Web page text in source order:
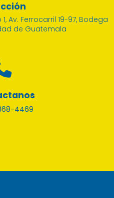
Av. Ferrocarril 19-97, Bodega
de Guatemala
4469